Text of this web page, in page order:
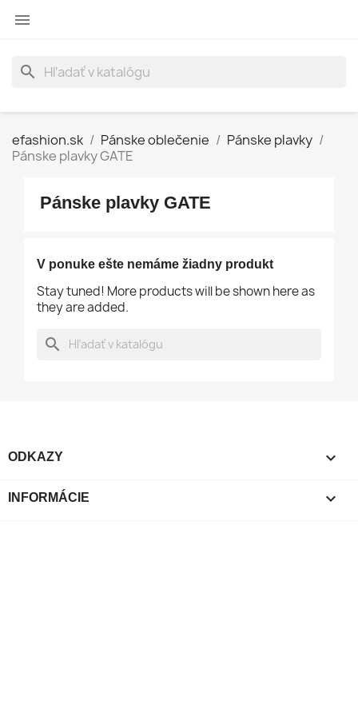

search
efashion.sk Pánske oblečenie
Pánske plavky
Pánske plavky GATE
Pánske plavky GATE
V ponuke ešte nemáme žiadny produkt
Stay tuned! More products will be shown here as
they are added.
search
ODKAZY 
INFORMÁCIE 